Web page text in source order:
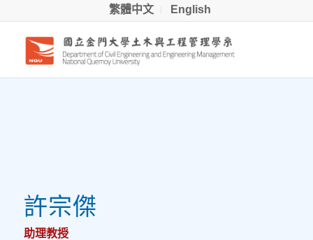
繁體中文 English
許宗傑
助理教授